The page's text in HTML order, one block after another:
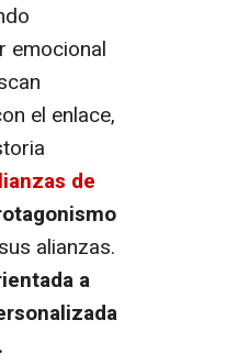
emocional
el enlace,
de
alianzas.
a